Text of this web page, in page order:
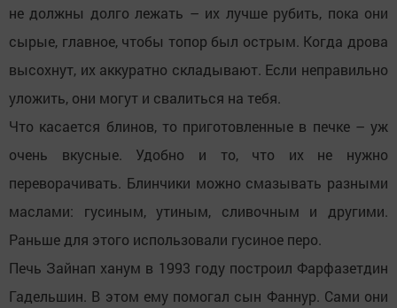
не должны долго лежать – их лучше рубить, пока они
сырые, главное, чтобы топор был острым. Когда дрова
высохнут, их аккуратно складывают. Если неправильно
уложить, они могут и свалиться на тебя.
Что касается блинов, то приготовленные в печке – уж
очень вкусные. Удобно и то, что их не нужно
переворачивать. Блинчики можно смазывать разными
маслами: гусиным, утиным, сливочным и другими.
Раньше для этого использовали гусиное перо.
Печь Зайнап ханум в 1993 году построил Фарфазетдин
Гадельшин. В этом ему помогал сын Фаннур. Сами они